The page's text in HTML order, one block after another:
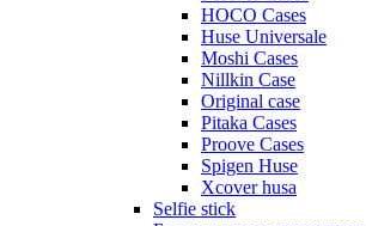
HOCO Cases
Huse Universale
Moshi Cases
Nillkin Case
Original case
Pitaka Cases
Proove Cases
Spigen Huse
Xcover husa
Selfie stick